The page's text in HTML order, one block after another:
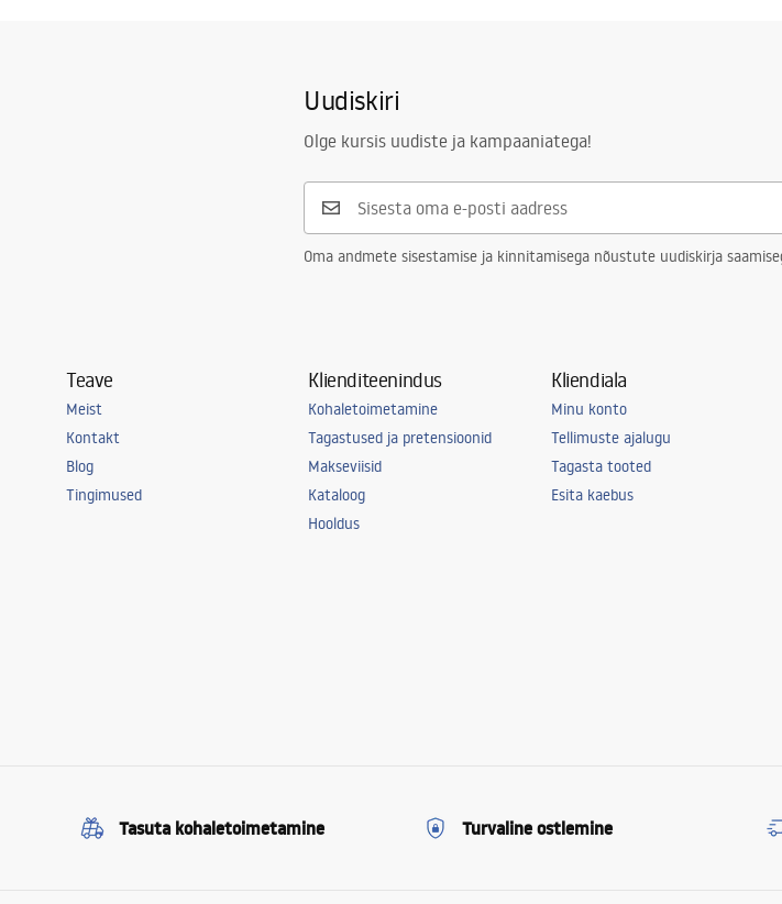
Uudiskiri
Olge kursis uudiste ja kampaaniatega!
Oma andmete sisestamise ja kinnitamisega nõustute uudiskirja
Teave
Meist
Kontakt
Blog
Tingimused
Klienditeenindus
Kohaletoimetamine
Tagastused ja pretensioonid
Makseviisid
Kataloog
Hooldus
Kliendiala
Minu konto
Tellimuste ajalugu
Tagasta tooted
Esita kaebus
Tasuta kohaletoimetamine Turvaline ostlemine